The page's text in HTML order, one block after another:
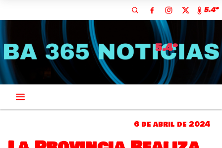
5.4º
5.4º
6 de abril de 2024